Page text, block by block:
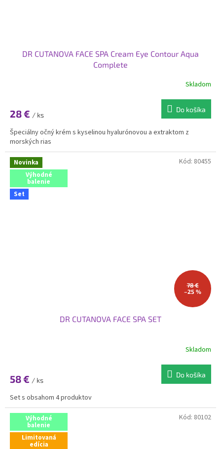
DR CUTANOVA FACE SPA Cream Eye Contour Aqua
Complete
Skladom
28 € / ks
Do košíka
Špeciálny očný krém s kyselinou hyalurónovou a extraktom z
morských rias
Novinka
Výhodné
balenie
Set
78 €
–25 %
DR CUTANOVA FACE SPA SET
Skladom
58 € / ks
Do košíka
Set s obsahom 4 produktov
Kód: 80455
Výhodné
balenie
Limitovaná
edícia
Kód: 80102